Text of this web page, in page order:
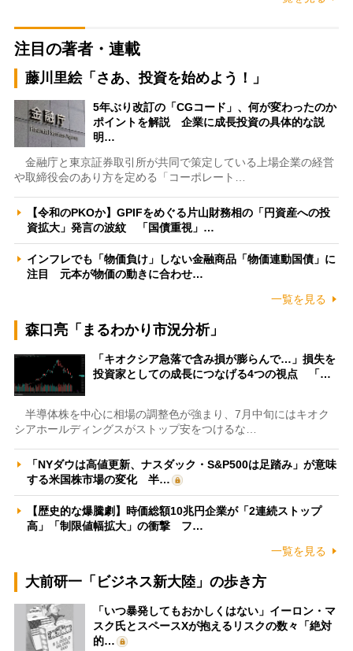
注目の著者・連載
藤川里絵「さあ、投資を始めよう！」
5年ぶり改訂の「CGコード」、何が変わったのか
ポイントを解説 企業に成長投資の具体的な説
明…
金融庁と東京証券取引所が共同で策定している上場企業の経営
や取締役会のあり方を定める「コーポレート…
【令和のPKOか】GPIFをめぐる片山財務相の「円資産への投
資拡大」発言の波紋 「国債重視」…
インフレでも「物価負け」しない金融商品「物価連動国債」に
注目 元本が物価の動きに合わせ…
一覧を見る
森口亮「まるわかり市況分析」
「キオクシア急落で含み損が膨らんで…」損失を
投資家としての成長につなげる4つの視点 「…
半導体株を中心に相場の調整色が強まり、7月中旬にはキオク
シアホールディングスがストップ安をつけるな…
「NYダウは高値更新、ナスダック・S&P500は足踏み」が意味
する米国株市場の変化 半…
【歴史的な爆騰劇】時価総額10兆円企業が「2連続ストップ
高」「制限値幅拡大」の衝撃 フ…
一覧を見る
大前研一「ビジネス新大陸」の歩き方
「いつ暴発してもおかしくはない」イーロン・マ
スク氏とスペースXが抱えるリスクの数々「絶対
的…